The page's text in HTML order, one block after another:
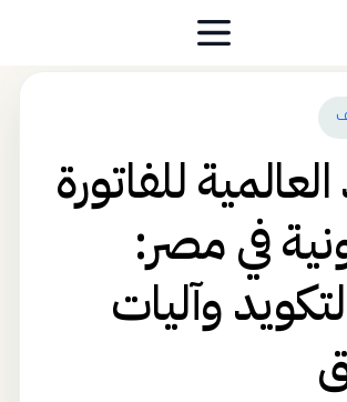
العالمية للفاتورة
في مصر:
وآليات